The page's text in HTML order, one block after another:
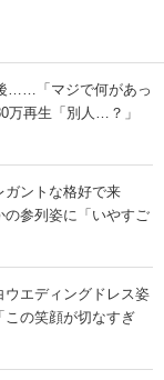
……「マジで何があっ
万再生「別人…？」
ントな格好で来
参列姿に「いやすご
ウエディングドレス姿
この笑顔が切なすぎ